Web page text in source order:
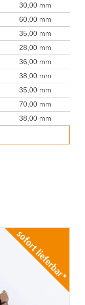
30,00 mm
60,00 mm
35,00 mm
28,00 mm
36,00 mm
38,00 mm
35,00 mm
70,00 mm
38,00 mm